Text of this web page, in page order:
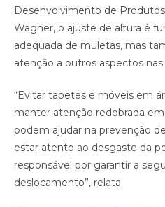
Desenvolvimento de
Wagner, o ajuste de altura é
adequada de muletas, mas
atenção a outros aspectos
“Evitar tapetes e móveis em
manter atenção redobrada
podem ajudar na prevenção
estar atento ao desgaste da
responsável por garantir a
deslocamento”, relata.